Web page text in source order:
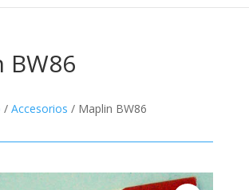
BW86
/ Accesorios / Maplin BW86